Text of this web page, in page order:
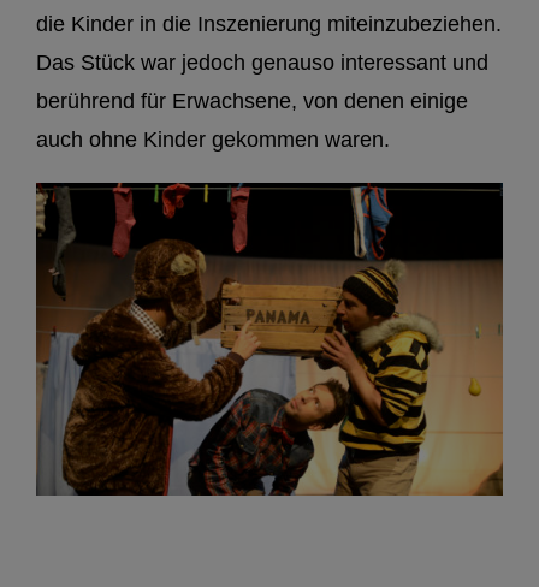
die Kinder in die Inszenierung miteinzubeziehen.
Das Stück war jedoch genauso interessant und
berührend für Erwachsene, von denen einige
auch ohne Kinder gekommen waren.